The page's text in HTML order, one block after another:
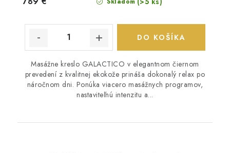
DO KOŠÍKA
Masážne kreslo GALACTICO v elegantnom čiernom
prevedení z kvalitnej ekokože prináša dokonalý relax po
náročnom dni. Ponúka viacero masážnych programov,
nastaviteľnú intenzitu a...